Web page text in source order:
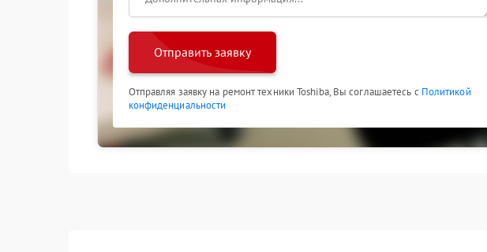
Отправить заявку
Отправляя заявку на ремонт техники Toshiba, Вы соглашаетесь с Политикой
конфиденциальности